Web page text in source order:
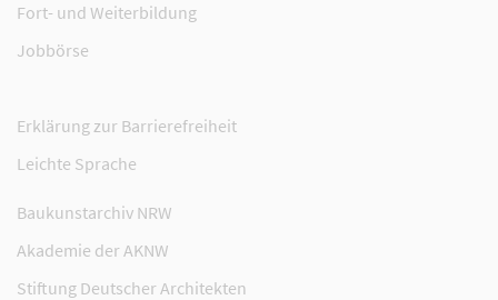
Fort- und Weiterbildung
Jobbörse
Erklärung zur Barrierefreiheit
Leichte Sprache
Baukunstarchiv NRW
Akademie der AKNW
Stiftung Deutscher Architekten